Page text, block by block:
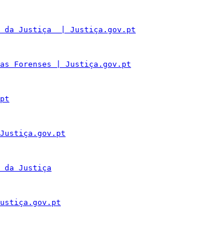
da Justiça  | Justiça.gov.pt
Forenses | Justiça.gov.pt
da Justiça